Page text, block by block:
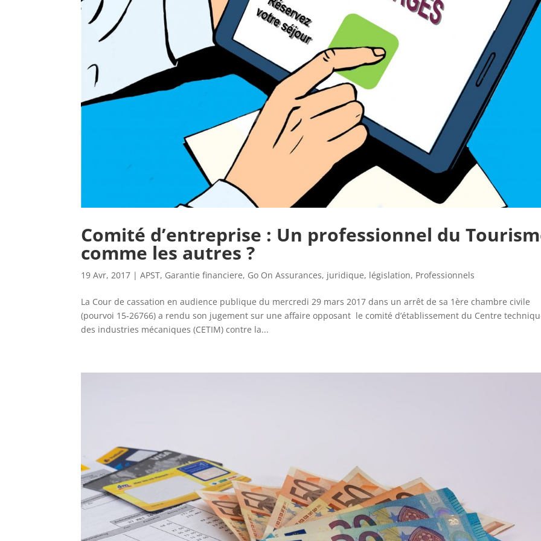
Comité d’entreprise : Un professionnel du
comme les autres ?
19 Avr, 2017 |APST, Garantie financiere, Go On Assurances, juridique, législation, Professionnels
La Cour de cassation en audience publique du mercredi 29 mars 2017 dans un arrêt de sa 1ère chambre civile
(pourvoi 15-26766) a rendu son jugement sur une affaire opposant le comité d’établissement du Centre
des industries mécaniques (CETIM) contre la...